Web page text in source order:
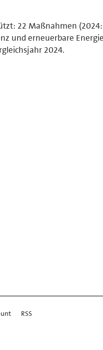
22 Maßnahmen (2024:
und erneuerbare
2024.
RSS